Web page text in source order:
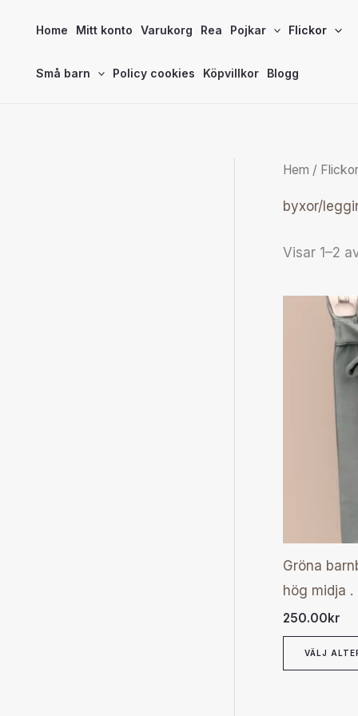
Home Mitt konto Varukorg Rea Pojkar Flickor
Små barn Policy cookies Köpvillkor Blogg
Hem / Flickor
byxor/
Visar 1–2
Gröna
hög midja .
250.00kr
VÄLJ